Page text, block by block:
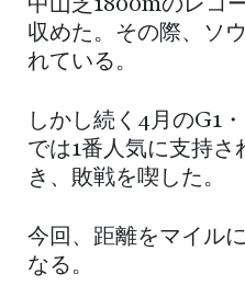
中山芝1800mのレコ
収めた。その際、ソ
れている。
しかし続く4月のG1
では1番人気に支持さ
き、敗戦を喫した。
今回、距離をマイル
なる。